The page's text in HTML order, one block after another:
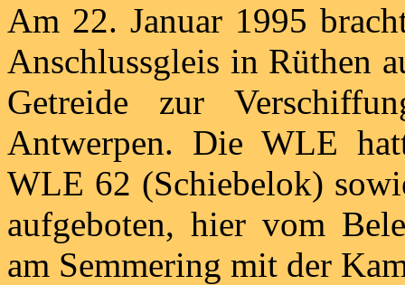
Am 22. Januar 1995
Anschlussgleis in Rüthen
Getreide zur
Antwerpen. Die WLE
WLE 62 (Schiebelok)
aufgeboten, hier vom
am Semmering mit der